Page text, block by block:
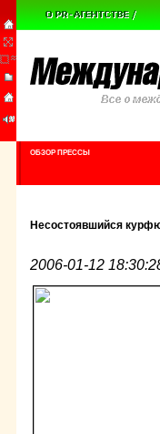
ОБЗОР ПРЕССЫ
Несостоявшийся
2006-01-12